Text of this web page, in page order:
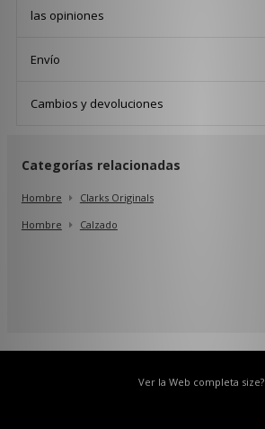
las opiniones
Envío
Cambios y devoluciones
Categorías relacionadas
Hombre
Clarks Originals
Hombre
Calzado
Ver la Web completa size?